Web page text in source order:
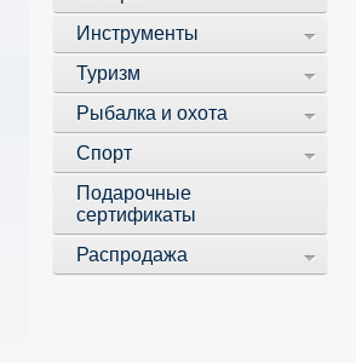
Инструменты
Туризм
Рыбалка и охота
Спорт
Подарочные
сертификаты
Распродажа